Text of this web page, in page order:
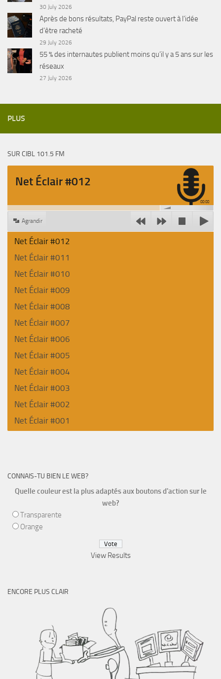
30 July 2026
Après de bons résultats, PayPal reste ouvert à l’idée
d’être racheté
29 July 2026
55 % des internautes publient moins qu’il y a 5 ans sur les
réseaux
27 July 2026
PLUS
SUR CIBL 101.5 FM
Net Éclair #012
00:00
Agrandir
Net Éclair #012
Net Éclair #011
Net Éclair #010
Net Éclair #009
Net Éclair #008
Net Éclair #007
Net Éclair #006
Net Éclair #005
Net Éclair #004
Net Éclair #003
Net Éclair #002
Net Éclair #001
CONNAIS-TU BIEN LE WEB?
Quelle couleur est la plus adaptés aux boutons d'action sur le
web?
Transparente
Orange
View Results
ENCORE PLUS CLAIR